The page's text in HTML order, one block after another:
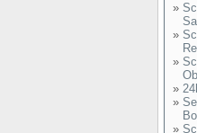
»
»
»
»
»
»